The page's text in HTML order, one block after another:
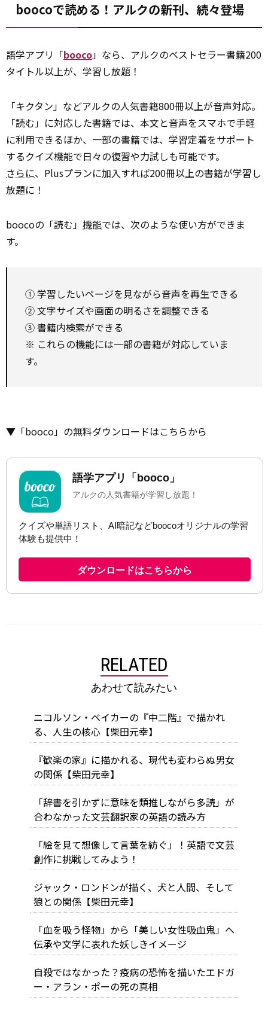
boocoで読める！アルクの新刊、続々登場
語学アプリ「booco」なら、アルクのベストセラー書籍200
タイトル以上が、学習し放題！
「キクタン」などアルクの人気書籍800冊以上が音声対応。
「読む」に対応した書籍では、本文と音声をスマホで手軽
に利用できるほか、一部の書籍では、学習定着をサポート
するクイズ機能で日々の復習や力試しも可能です。
さらに、Plusプランに加入すれば200冊以上の書籍が学習し
放題に！
boocoの「読む」 機能では、次のような使い方ができま
す。
① 学習したいページを見ながら音声を再生できる
② 文字サイズや画面の明るさを調整できる
③ 書籍内検索ができる
※ これらの機能には一部の書籍が対応していま
す。
▼「booco」の無料ダウンロードはこちらから
RELATED
あわせて読みたい
ニコルソン・ベイカーの『中二階』で描かれ
る、人生の核心【柴田元幸】
『歓楽の家』に描かれる、現代も変わらぬ男女
の関係【柴田元幸】
「辞書を引かずに意味を類推しながら多読」が
合わなかった文芸翻訳家の英語の読み方
「絵を見て想像して言葉を紡ぐ」！英語で文芸
創作に挑戦してみよう！
ジャック・ロンドンが描く、犬と人間、そして
狼との関係【柴田元幸】
「血を吸う怪物」から「美しい女性吸血鬼」へ――
伝承や文学に表れた妖しきイメージ
自殺ではなかった？疫病の恐怖を描いたエドガ
ー・アラン・ポーの死の真相